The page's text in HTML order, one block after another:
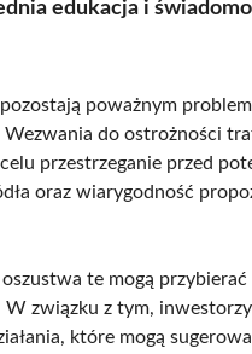
edukacja i
poważnym
do ostrożności
przestrzeganie przed
oraz wiarygodność
te mogą
związku z tym,
które mogą